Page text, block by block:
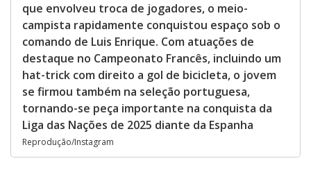
que envolveu troca de jogadores, o meio-
campista rapidamente conquistou espaço sob o
comando de Luis Enrique. Com atuações de
destaque no Campeonato Francês, incluindo um
hat-trick com direito a gol de bicicleta, o jovem
se firmou também na seleção portuguesa,
tornando-se peça importante na conquista da
Liga das Nações de 2025 diante da Espanha
Reprodução/Instagram